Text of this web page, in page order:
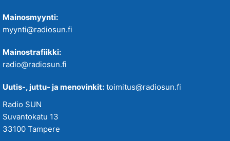
Mainosmyynti:
myynti@radiosun.fi
Mainostrafiikki:
radio@radiosun.fi
Uutis-, juttu- ja menovinkit: toimitus@radiosun.fi
Radio SUN
Suvantokatu 13
33100 Tampere